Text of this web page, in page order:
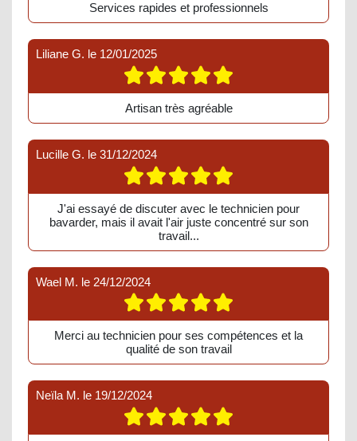
Services rapides et professionnels
Liliane G. le 12/01/2025
Artisan très agréable
Lucille G. le 31/12/2024
J'ai essayé de discuter avec le technicien pour
bavarder, mais il avait l'air juste concentré sur son
travail...
Wael M. le 24/12/2024
Merci au technicien pour ses compétences et la
qualité de son travail
Neïla M. le 19/12/2024